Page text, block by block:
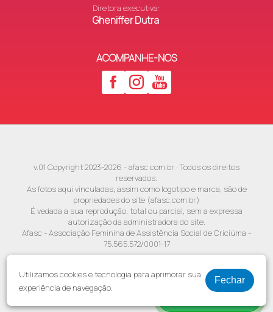
Diretora executiva:
Gheniffer Dutra
ACOMPANHE-NOS
v.01 Copyright 2023-2026 - afasc.com.br · Todos os direitos
reservados.
As fotos aqui vinculadas, assim como logotipo e marca, são de
propriedades do site (afasc.com.br)
É vedada a sua reprodução, total ou parcial, sem a expressa
autorização da administradora do site.
Afasc - Associação Feminina de Assistência Social de Criciúma -
75.565.572/0001-17
Desenvolvimento:
Utilizamos cookies e tecnologia para aprimorar sua
experiência de navegação.
Fechar